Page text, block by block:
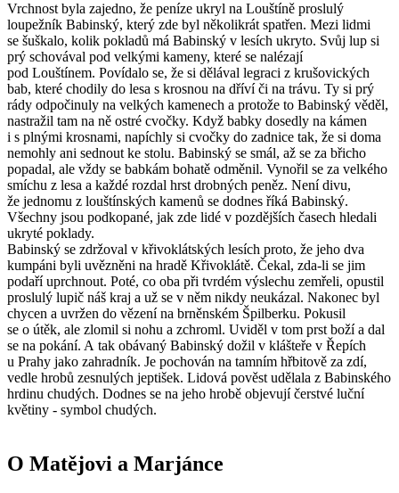
Vrchnost byla zajedno, že peníze ukryl na Louštíně proslulý
loupežník Babinský, který zde byl několikrát spatřen. Mezi lidmi
se šuškalo, kolik pokladů má Babinský v lesích ukryto. Svůj lup si
prý schovával pod velkými kameny, které se nalézají
pod Louštínem. Povídalo se, že si dělával legraci z krušovických
bab, které chodily do lesa s krosnou na dříví či na trávu. Ty si prý
rády odpočinuly na velkých kamenech a protože to Babinský věděl,
nastražil tam na ně ostré cvočky. Když babky dosedly na kámen
i s plnými krosnami, napíchly si cvočky do zadnice tak, že si doma
nemohly ani sednout ke stolu. Babinský se smál, až se za břicho
popadal, ale vždy se babkám bohatě odměnil. Vynořil se za velkého
smíchu z lesa a každé rozdal hrst drobných peněz. Není divu,
že jednomu z louštínských kamenů se dodnes říká Babinský.
Všechny jsou podkopané, jak zde lidé v pozdějších časech hledali
ukryté poklady.
Babinský se zdržoval v křivoklátských lesích proto, že jeho dva
kumpáni byli uvězněni na hradě Křivoklátě. Čekal, zda-li se jim
podaří uprchnout. Poté, co oba při tvrdém výslechu zemřeli, opustil
proslulý lupič náš kraj a už se v něm nikdy neukázal. Nakonec byl
chycen a uvržen do vězení na brněnském Špilberku. Pokusil
se o útěk, ale zlomil si nohu a zchroml. Uviděl v tom prst boží a dal
se na pokání. A tak obávaný Babinský dožil v klášteře v Řepích
u Prahy jako zahradník. Je pochován na tamním hřbitově za zdí,
vedle hrobů zesnulých jeptišek. Lidová pověst udělala z Babinského
hrdinu chudých. Dodnes se na jeho hrobě objevují čerstvé luční
květiny - symbol chudých.
O Matějovi a Marjánce